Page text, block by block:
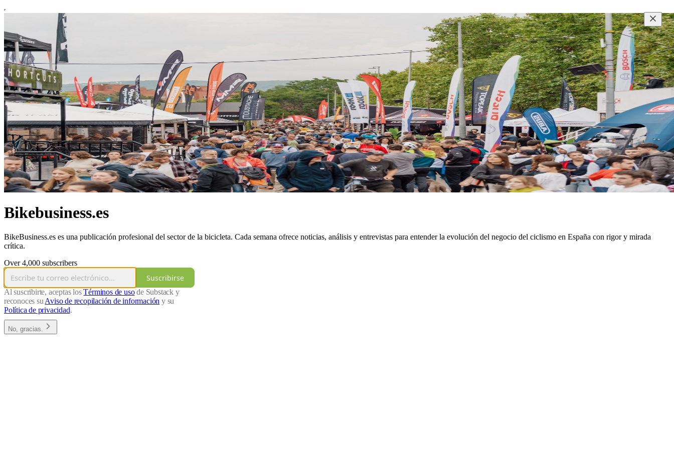
Bikebusiness.es
BikeBusiness.es es una publicación profesional del sector de la bicicleta. Cada semana ofrece noticias, análisis y entrevistas para entender la evolución del negocio del ciclismo en España con rigor y mirada
crítica.
Over 4,000 subscribers
Suscribirse
Al suscribirte, aceptas losTérminos de usode Substack y
reconoces su Aviso de recopilación de información y su
Política de privacidad.
No, gracias.